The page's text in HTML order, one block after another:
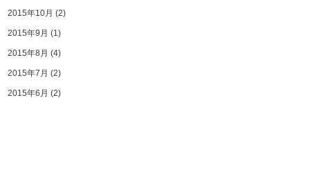
2015年10月 (2)
2015年9月 (1)
2015年8月 (4)
2015年7月 (2)
2015年6月 (2)